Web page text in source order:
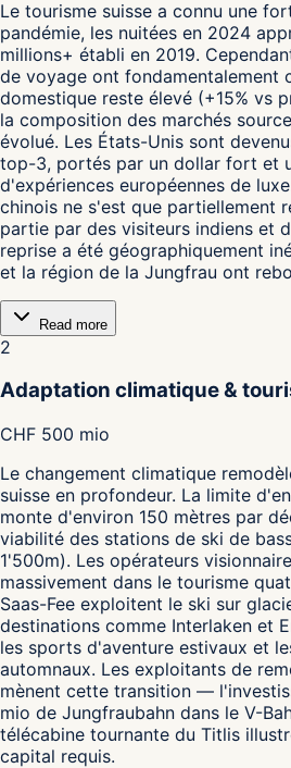
Le tourisme suisse a connu une
pandémie, les nuitées en 2024
millions+ établi en 2019.
de voyage ont fondamentalement
domestique reste élevé (+15% vs
la composition des marchés
évolué. Les États-Unis sont
top-3, portés par un dollar fort et
d'expériences européennes de
chinois ne s'est que partiellement
partie par des visiteurs indiens et
reprise a été géographiquement
et la région de la Jungfrau ont
Read more
2
Adaptation climatique &
CHF 500 mio
Le changement climatique
suisse en profondeur. La limite
monte d'environ 150 mètres par
viabilité des stations de ski de
1'500m). Les opérateurs
massivement dans le tourisme
Saas-Fee exploitent le ski sur
destinations comme Interlaken et
les sports d'aventure estivaux et
automnaux. Les exploitants de
mènent cette transition —
mio de Jungfraubahn dans le V-
télécabine tournante du Titlis
capital requis.